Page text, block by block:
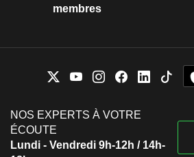
membres
NOS EXPERTS À VOTRE
ÉCOUTE
Lundi - Vendredi 9h-12h / 14h-